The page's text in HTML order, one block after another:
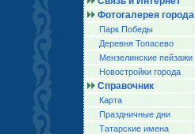
Фотогалерея города
Парк Победы
Деревня Топасево
Мензелинские пейзажи
Новостройки города
Справочник
Карта
Праздничные дни
Татарские имена